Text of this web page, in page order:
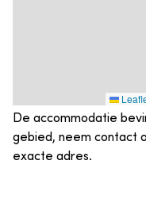
De accommodatie
gebied, neem contact
exacte adres.